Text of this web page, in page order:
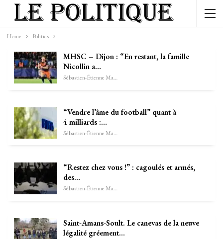
Home Politics
MHSC – Dijon : “En restant, la famille
Nicollin a…
Sébastien-Étienne Marechal
“Vendre l’âme du football” quant à
4 milliards :…
Sébastien-Étienne Marechal
“Restez chez vous !” : cagoulés et armés,
des…
Sébastien-Étienne Marechal
Saint-Amans-Soult. Le canevas de la neuve
légalité gréement…